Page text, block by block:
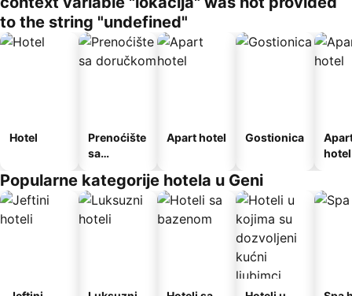
to the string "undefined"
Hotel
Prenoćište
sa
Apart hotel Gostionica
hotel
Popularne kategorije hotela u Geni